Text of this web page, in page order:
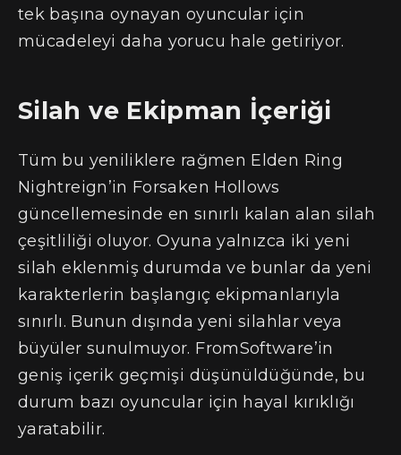
tek başına oynayan oyuncular için
mücadeleyi daha yorucu hale getiriyor.
Silah ve Ekipman İçeriği
Tüm bu yeniliklere rağmen Elden Ring
Nightreign’in Forsaken Hollows
güncellemesinde en sınırlı kalan alan silah
çeşitliliği oluyor. Oyuna yalnızca iki yeni
silah eklenmiş durumda ve bunlar da yeni
karakterlerin başlangıç ekipmanlarıyla
sınırlı. Bunun dışında yeni silahlar veya
büyüler sunulmuyor. FromSoftware’in
geniş içerik geçmişi düşünüldüğünde, bu
durum bazı oyuncular için hayal kırıklığı
yaratabilir.